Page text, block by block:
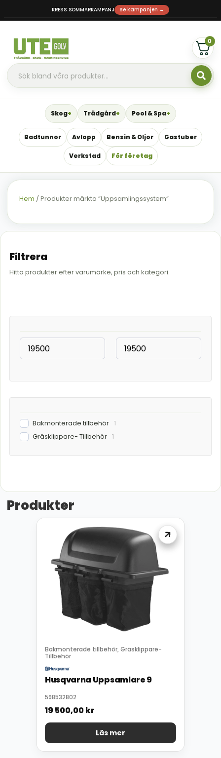
KRESS SOMMARKAMPANJ Se kampanjen →
0
Skog Trädgård Pool & Spa
Badtunnor Avlopp Bensin & Oljor Gastuber
Verkstad För företag
Hem / Produkter märkta ”Uppsamlingssystem”
Filtrera
Hitta produkter efter varumärke, pris och kategori.
Bakmonterade tillbehör 1
Gräsklippare- Tillbehör 1
Produkter
Bakmonterade tillbehör, Gräsklippare-
Tillbehör
Husqvarna Uppsamlare 9
598532802
19 500,00kr
Läs mer